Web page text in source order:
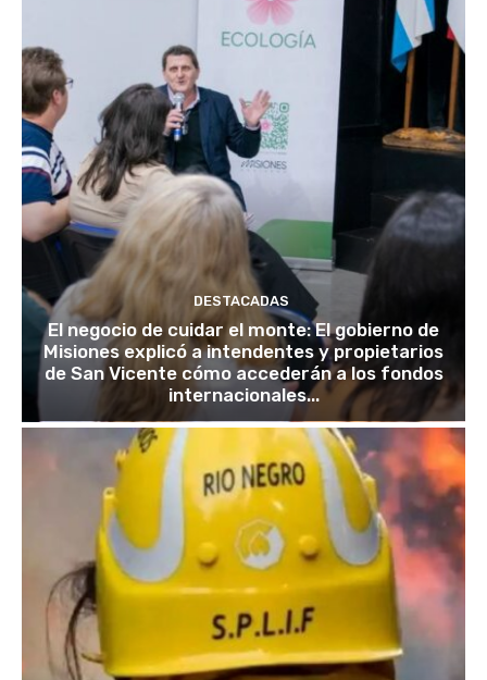
DESTACADAS
El negocio de cuidar el monte: El gobierno de
Misiones explicó a intendentes y propietarios
de San Vicente cómo accederán a los fondos
internacionales...